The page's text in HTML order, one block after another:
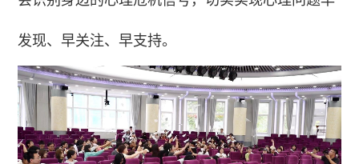
发现、早关注、早支持。